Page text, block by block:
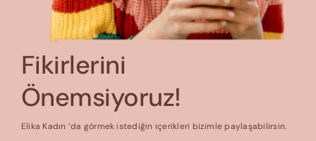
Fikirlerini
Önemsiyoruz!
Elika Kadın ‘da görmek istediğin içerikleri bizimle paylaşabilirsin.